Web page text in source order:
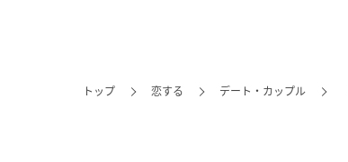
トップ 恋する デート・カップル